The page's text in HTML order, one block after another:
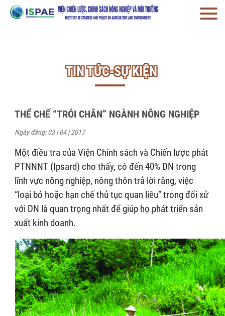
TIN TỨC-SỰ KIỆN
THỂ CHẾ “TRÓI CHÂN” NGÀNH NÔNG NGHIỆP
Ngày đăng: 03 | 04 | 2017
Một điều tra của Viện Chính sách và Chiến lược phát
PTNNNT (Ipsard) cho thấy, có đến 40% DN trong
lĩnh vực nông nghiệp, nông thôn trả lời rằng, việc
“loại bỏ hoặc hạn chế thủ tục quan liêu” trong đối xử
với DN là quan trọng nhất để giúp họ phát triển sản
xuất kinh doanh.